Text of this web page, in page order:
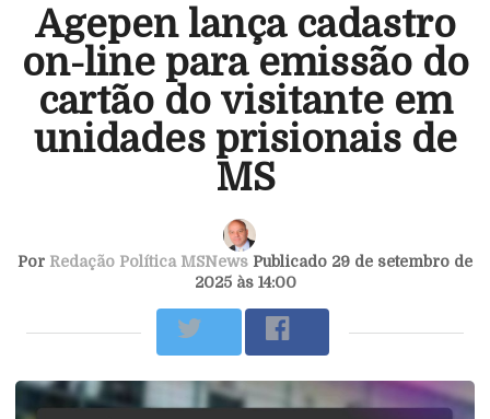
Agepen lança cadastro
on-line para emissão do
cartão do visitante em
unidades prisionais de
MS
Por Redação Política MSNews Publicado 29 de setembro de
2025 às 14:00